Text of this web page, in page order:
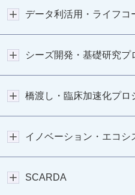
データ利活用・ライフコ
シーズ開発・基礎研究プ
橋渡し・臨床加速化プロ
イノベーション・エコシ
SCARDA